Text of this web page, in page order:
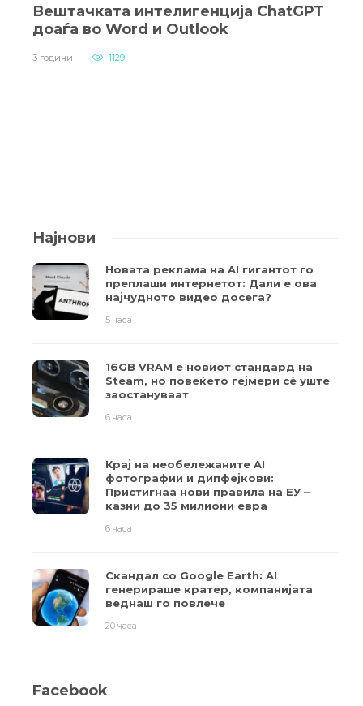
Вештачката интелигенција ChatGPT
доаѓа во Word и Outlook
3 години 1129
Најнови
Новата реклама на AI гигантот го
преплаши интернетот: Дали е ова
најчудното видео досега?
5 часа
16GB VRAM е новиот стандард на
Steam, но повеќето гејмери ​​сè уште
заостануваат
6 часа
Крај на необележаните AI
фотографии и дипфејкови:
Пристигнаа нови правила на ЕУ –
казни до 35 милиони евра
6 часа
Скандал со Google Earth: AI
генерираше кратер, компанијата
веднаш го повлече
20 часа
Facebook